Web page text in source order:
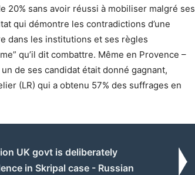
20% sans avoir réussi à mobiliser malgré ses
qui démontre les contradictions d’une
dans les institutions et ses règles
qu’il dit combattre. Même en Provence –
de ses candidat était donné gagnant,
(LR) qui a obtenu 57% des suffrages en
UK govt is deliberately
in Skripal case - Russian